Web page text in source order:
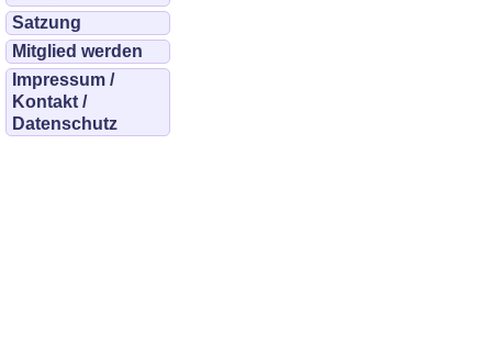
Satzung
Mitglied werden
Impressum /
Kontakt /
Datenschutz